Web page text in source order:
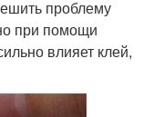
проблему
при помощи
влияет клей,